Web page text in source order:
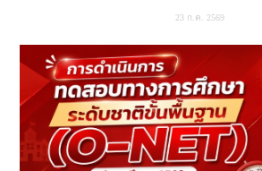
23 ก.ค. 2569